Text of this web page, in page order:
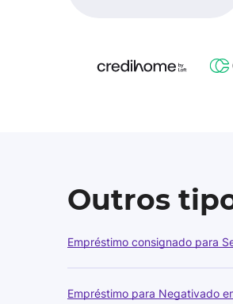
Outros
Empréstimo consignado para
Empréstimo para Negativado